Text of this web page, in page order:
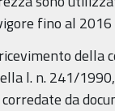
fino al 2016
della
l. n. 241/
da